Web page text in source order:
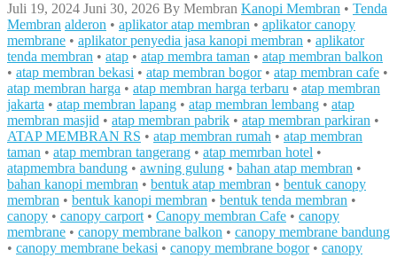
Juli 19, 2024 Juni 30, 2026 By Membran Kanopi Membran • Tenda
Membran alderon • aplikator atap membran • aplikator canopy
membrane • aplikator penyedia jasa kanopi membran • aplikator
tenda membran • atap • atap membra taman • atap membran balkon
• atap membran bekasi • atap membran bogor• atap membran cafe •
atap membran harga • atap membran harga terbaru • atap membran
jakarta • atap membran lapang • atap membran lembang • atap
membran masjid • atap membran pabrik • atap membran parkiran •
ATAP MEMBRAN RS • atap membran rumah • atap membran
taman • atap membran tangerang • atap memrban hotel •
atapmembra bandung • awning gulung • bahan atap membran •
bahan kanopi membran • bentuk atap membran • bentuk canopy
membran • bentuk kanopi membran • bentuk tenda membran •
canopy • canopy carport• Canopy membran Cafe • canopy
membrane • canopy membrane balkon • canopy membrane bandung
• canopy membrane bekasi • canopy membrane bogor• canopy